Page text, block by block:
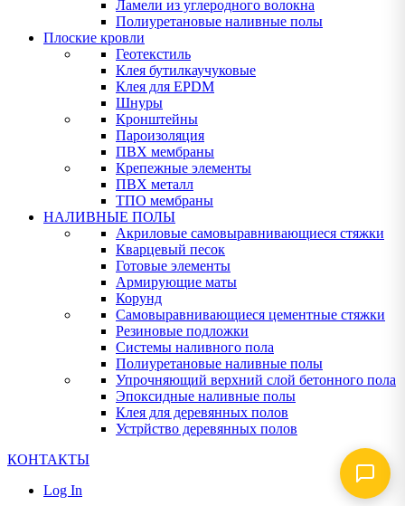
Ламели из углеродного волокна
Полиуретановые наливные полы
Плоские кровли
Геотекстиль
Клея бутилкаучуковые
Клея для EPDM
Шнуры
Кронштейны
Пароизоляция
ПВХ мембраны
Крепежные элементы
ПВХ металл
ТПО мембраны
НАЛИВНЫЕ ПОЛЫ
Акриловые самовыравнивающиеся стяжки
Кварцевый песок
Готовые элементы
Армирующие маты
Корунд
Самовыравнивающиеся цементные стяжки
Резиновые подложки
Системы наливного пола
Полиуретановые наливные полы
Упрочняющий верхний слой бетонного пола
Эпоксидные наливные полы
Клея для деревянных полов
Устрйство деревянных полов
КОНТАКТЫ
Log In